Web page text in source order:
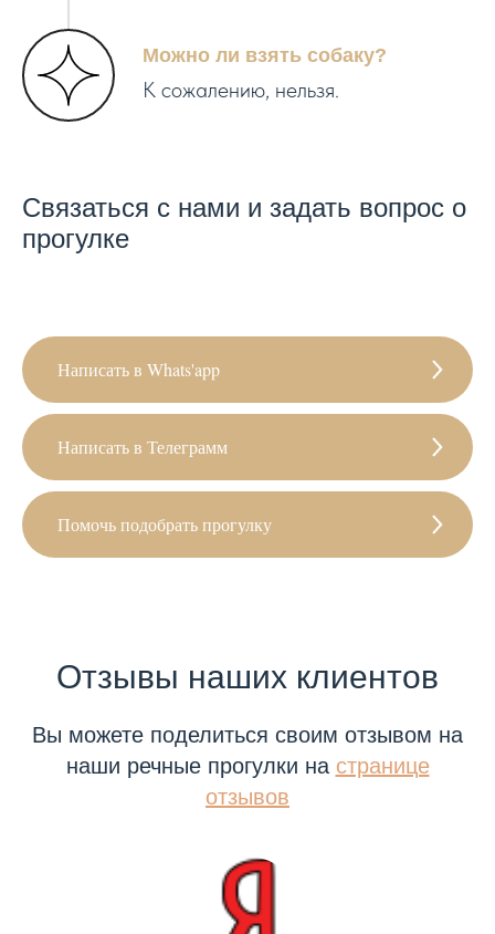
Можно ли взять собаку?
К сожалению, нельзя.
Связаться с нами и задать вопрос о
прогулке
Написать в Whats'app
Написать в Телеграмм
Помочь подобрать прогулку
Отзывы наших клиентов
Вы можете поделиться своим отзывом на
наши речные прогулки на странице
отзывов